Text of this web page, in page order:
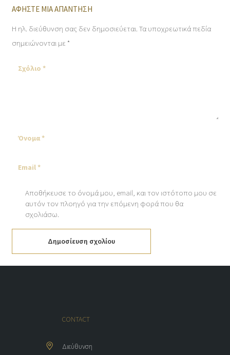
ΑΦΉΣΤΕ ΜΙΑ ΑΠΆΝΤΗΣΗ
Η ηλ. διεύθυνση σας δεν δημοσιεύεται. Τα υποχρεωτικά πεδία
σημειώνονται με *
Αποθήκευσε το όνομά μου, email, και τον ιστότοπο μου σε
αυτόν τον πλοηγό για την επόμενη φορά που θα
σχολιάσω.
Δημοσίευση σχολίου
CONTACT
Διεύθυνση